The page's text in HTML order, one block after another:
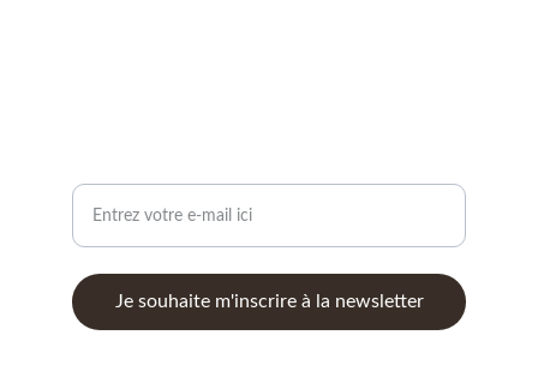
Je souhaite m'inscrire à la newsletter